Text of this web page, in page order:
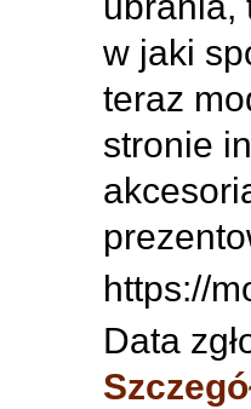
w jaki
teraz
stronie
https://
Data